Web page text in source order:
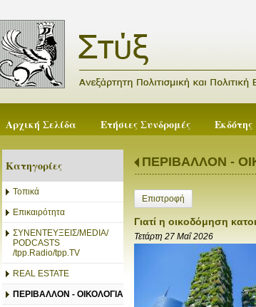
Αρχική Σελίδα Ετήσιες Συνδρομές Εκδότης
Κατηγορίες
Τοπικά
Επικαιρότητα
ΣΥΝΕΝΤΕΥΞΕΙΣ/MEDIA/
PODCASTS
/tpp.Radio/tpp.TV
REAL ESTATE
ΠΕΡΙΒΑΛΛΟΝ - ΟΙΚΟΛΟΓΙΑ
ΠΕΡΙΒΑΛΛΟΝ -
Επιστροφή
Γιατί η οικοδόμηση
Τετάρτη 27 Μαΐ 2026